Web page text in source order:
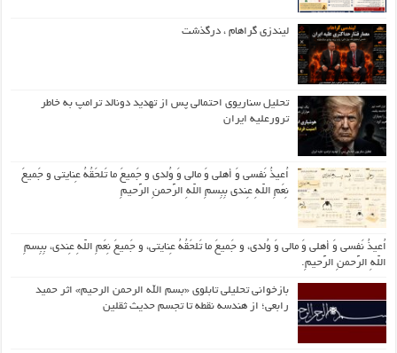
لیندزی گراهام ، درگذشت
تحلیل سناریوی احتمالی پس از تهدید دونالد ترامپ به خاطر
ترورعلیه ایران
اُعیذُ نَفسی وَ أهلی وَ مالی وَ وُلدی و جَمیعَ ما تَلحَقُهُ عِنایتی و جَمیعَ
نِعَمِ اللّهِ عِندی بِبِسمِ اللّهِ الرَّحمنِ الرَّحیمِ
اُعیذُ نَفسی وَ أهلی وَ مالی وَ وُلدی، و جَمیعَ ما تَلحَقُهُ عِنایتی، و جَمیعَ نِعَمِ اللّهِ عِندی، بِبِسمِ
اللّهِ الرَّحمنِ الرَّحیمِ.
بازخوانی تحلیلی تابلوی «بسم الله الرحمن الرحیم» اثر حمید
رابعی؛ از هندسه نقطه تا تجسم حدیث ثقلین